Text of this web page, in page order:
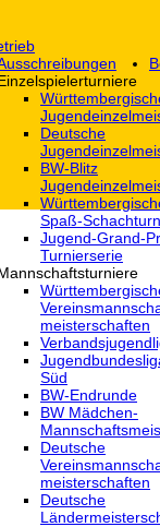
Deutsche
BW-Blitz
Spaß-
Jugend-Grand-
Turnierserie
meisterschaften
Süd
BW-Endrunde
BW Mädchen-
Deutsche
meisterschaften
Deutsche